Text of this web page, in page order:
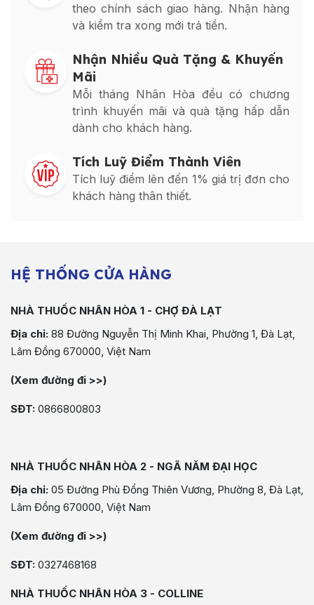
theo chính sách giao hàng. Nhận hàng
và kiểm tra xong mới trả tiền.
Nhận Nhiều Quà Tặng & Khuyến
Mãi
Mỗi tháng Nhân Hòa đều có chương
trình khuyến mãi và quà tặng hấp dẫn
dành cho khách hàng.
Tích Luỹ Điểm Thành Viên
Tích luỹ điểm lên đến 1% giá trị đơn cho
khách hàng thân thiết.
HỆ THỐNG CỬA HÀNG
NHÀ THUỐC NHÂN HÒA 1 - CHỢ ĐÀ LẠT
Địa chỉ: 88 Đường Nguyễn Thị Minh Khai, Phường 1, Đà Lạt,
Lâm Đồng 670000, Việt Nam
(Xem đường đi >>)
SĐT: 0866800803
NHÀ THUỐC NHÂN HÒA 2 - NGÃ NĂM ĐẠI HỌC
Địa chỉ: 05 Đường Phù Đổng Thiên Vương, Phường 8, Đà Lạt,
Lâm Đồng 670000, Việt Nam
(Xem đường đi >>)
SĐT: 0327468168
NHÀ THUỐC NHÂN HÒA 3 - COLLINE